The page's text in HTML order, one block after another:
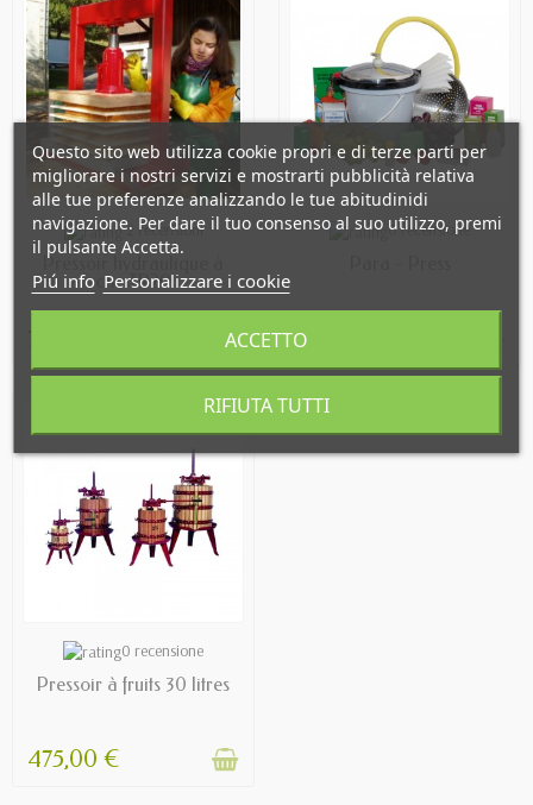
OUT OF STOCK
2 recensioni
Pressoir hydraulique à
cric TP20
720,00 €
OUT OF STOCK
0 recensione
206,00 €
0 recensione
Pressoir à fruits 30 litres
475,00 €
Questo sito web utilizza cookie propri e di terze parti per
migliorare i nostri servizi e mostrarti pubblicità relativa
alle tue preferenze analizzando le tue abitudinidi
navigazione. Per dare il tuo consenso al suo utilizzo, premi
il pulsante Accetta.
Piú info Personalizzare i cookie
RIFIUTA TUTTI
ACCETTO